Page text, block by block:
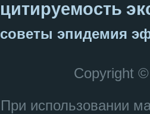
цитируемость
советы эпидемия
Copyright
При использовании